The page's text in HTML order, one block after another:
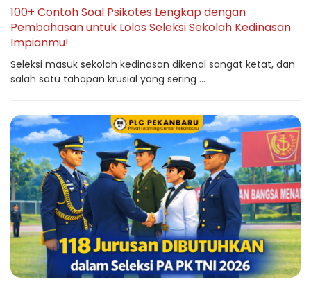
100+ Contoh Soal Psikotes Lengkap dengan
Pembahasan untuk Lolos Seleksi Sekolah Kedinasan
Impianmu!
Seleksi masuk sekolah kedinasan dikenal sangat ketat, dan
salah satu tahapan krusial yang sering ...